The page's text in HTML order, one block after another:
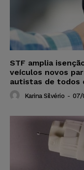
STF amplia
veículos novos
autistas de todos
Karina Silvério - 07/